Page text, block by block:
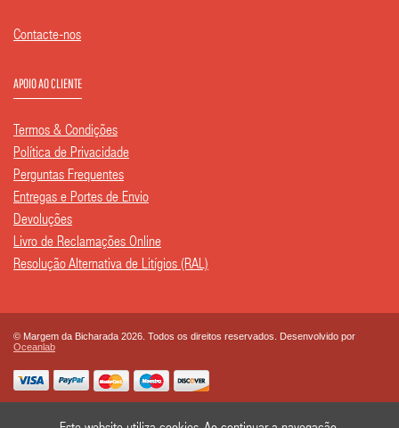
Contacte-nos
APOIO AO CLIENTE
Termos & Condições
Política de Privacidade
Perguntas Frequentes
Entregas e Portes de Envio
Devoluções
Livro de Reclamações Online
Resolução Alternativa de Litígios (RAL)
© Margem da Bicharada 2026. Todos os direitos reservados. Desenvolvido por
Oceanlab